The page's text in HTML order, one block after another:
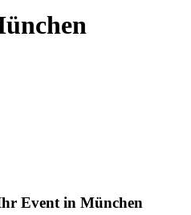
Event in München